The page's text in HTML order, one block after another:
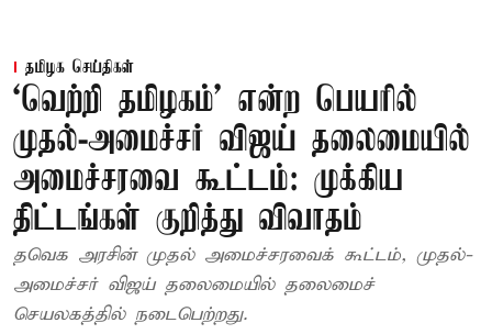
தமிழக செய்திகள்
‘வெற்றி தமிழகம்’ என்ற பெயரில்
முதல்-அமைச்சர் விஜய் தலைமையில்
அமைச்சரவை கூட்டம்: முக்கிய
திட்டங்கள் குறித்து விவாதம்
தவெக அரசின் முதல் அமைச்சரவைக் கூட்டம், முதல்-
அமைச்சர் விஜய் தலைமையில் தலைமைச்
செயலகத்தில் நடைபெற்றது.